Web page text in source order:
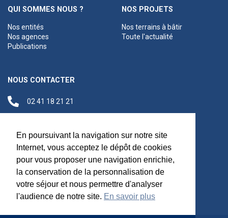
En poursuivant la navigation sur notre site
Internet, vous acceptez le dépôt de cookies
pour vous proposer une navigation enrichie,
la conservation de la personnalisation de
votre séjour et nous permettre d'analyser
l'audience de notre site. En savoir plus
QUI SOMMES NOUS ?
Nos entités
Nos agences
Publications
NOS PROJETS
Nos terrains à bâtir
Toute l'actualité
NOUS CONTACTER
02 41 18 21 21
Siège social
Maréchal Foch,
49100 Angers